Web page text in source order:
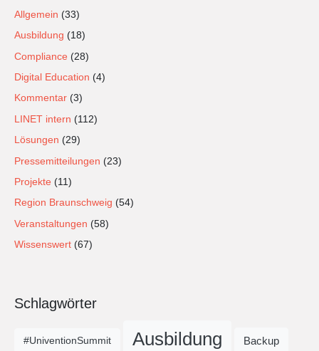
Allgemein (33)
Ausbildung (18)
Compliance (28)
Digital Education (4)
Kommentar (3)
LINET intern (112)
Lösungen (29)
Pressemitteilungen (23)
Projekte (11)
Region Braunschweig (54)
Veranstaltungen (58)
Wissenswert (67)
Schlagwörter
#UniventionSummit Ausbildung Backup